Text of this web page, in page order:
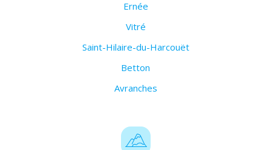
Ernée
Vitré
Saint-Hilaire-du-Harcouët
Betton
Avranches